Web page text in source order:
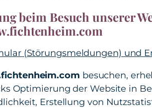
beim Besuch unserer
(Störungsmeldungen) und
besuchen,
Optimierung der Website in
Erstellung von